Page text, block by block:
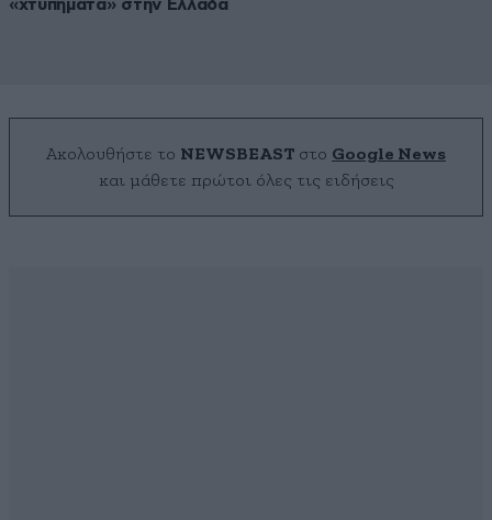
«χτυπήματα» στην Ελλάδα
Ακολουθήστε το NEWSBEAST στο Google News
και μάθετε πρώτοι όλες τις ειδήσεις